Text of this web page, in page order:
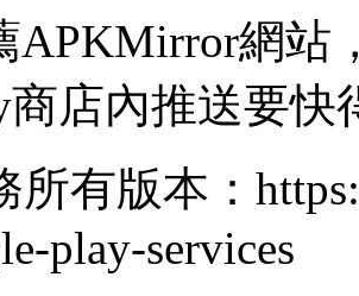
APKMirror網站
商店內推送要快
所有版本：
play-services